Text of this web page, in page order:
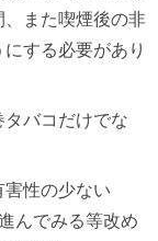
、また喫煙後の非
する必要があり
バコだけでな
性の少ない
んでみる等改め